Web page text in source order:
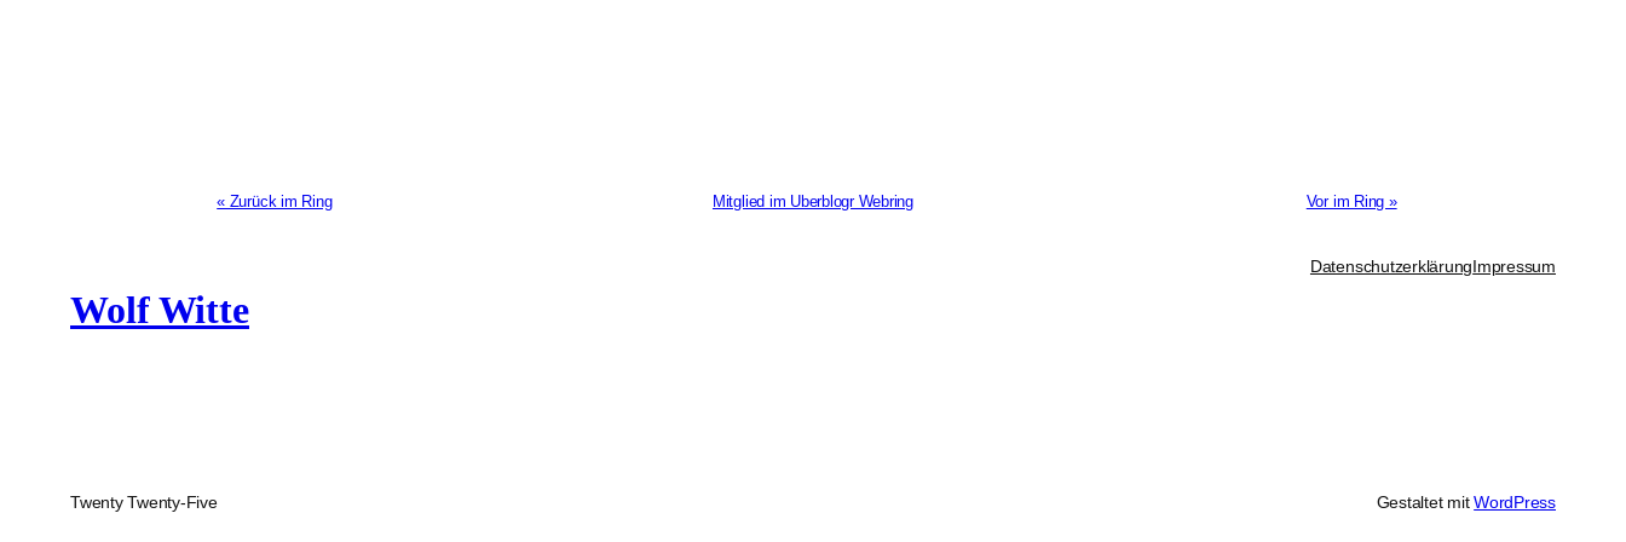
« Zurück im Ring Mitglied im Uberblogr Webring Vor im Ring »
Wolf Witte
DatenschutzerklärungImpressum
Twenty Twenty-Five Gestaltet mitWordPress